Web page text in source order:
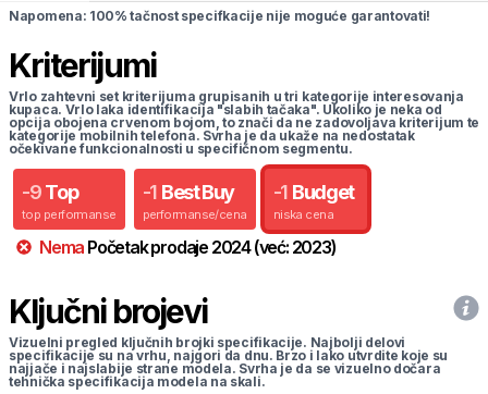
Napomena: 100% tačnost specifkacije nije moguće garantovati!
Kriterijumi
Vrlo zahtevni set kriterijuma grupisanih u tri kategorije interesovanja
kupaca. Vrlo laka identifikacija "slabih tačaka". Ukoliko je neka od
opcija obojena crvenom bojom, to znači da ne zadovoljava kriterijum te
kategorije mobilnih telefona. Svrha je da ukaže na nedostatak
očekivane funkcionalnosti u specifičnom segmentu.
-9 Top
top performanse
-1 Best Buy
performanse/cena
-1 Budget
niska cena
Nema Početak prodaje 2024(već: 2023)
Ključni brojevi
Vizuelni pregled ključnih brojki specifikacije. Najbolji delovi
specifikacije su na vrhu, najgori da dnu. Brzo i lako utvrdite koje su
najjače i najslabije strane modela. Svrha je da se vizuelno dočara
tehnička specifikacija modela na skali.